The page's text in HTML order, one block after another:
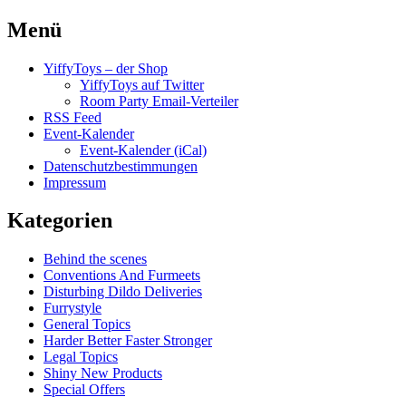
Menü
YiffyToys – der Shop
YiffyToys auf Twitter
Room Party Email-Verteiler
RSS Feed
Event-Kalender
Event-Kalender (iCal)
Datenschutzbestimmungen
Impressum
Kategorien
Behind the scenes
Conventions And Furmeets
Disturbing Dildo Deliveries
Furrystyle
General Topics
Harder Better Faster Stronger
Legal Topics
Shiny New Products
Special Offers